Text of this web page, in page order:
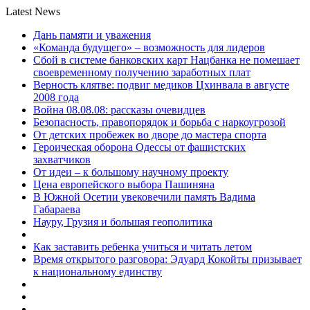
Latest News
Дань памяти и уважения
«Команда будущего» – возможность для лидеров
Сбой в системе банковских карт Нацбанка не помешает
своевременному получению заработных плат
Верность клятве: подвиг медиков Цхинвала в августе
2008 года
Война 08.08.08: рассказы очевидцев
Безопасность, правопорядок и борьба с наркоугрозой
От детских пробежек во дворе до мастера спорта
Героическая оборона Одессы от фашистских
захватчиков
От идеи – к большому научному проекту
Цена европейского выбора Пашиняна
В Южной Осетии увековечили память Вадима
Габараева
Науру, Грузия и большая геополитика
Как заставить ребенка учиться и читать летом
Время открытого разговора: Эдуард Кокойты призывает
к национальному единству